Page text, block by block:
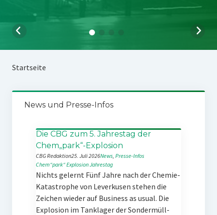
Startseite
News und Presse-Infos
Die CBG zum 5. Jahrestag der
Chem„park“-Explosion
CBG Redaktion25. Juli 2026News, Presse-Infos
Chem“park“ExplosionJahrestag
Nichts gelernt Fünf Jahre nach der Chemie-
Katastrophe von Leverkusen stehen die
Zeichen wieder auf Business as usual. Die
Explosion im Tanklager der Sondermüll-